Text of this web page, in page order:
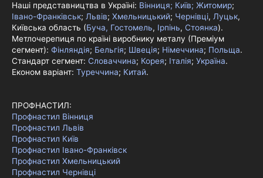
Наші представництва в Україні: Вінниця; Київ; Житомир;
Івано-Франківськ; Львів; Хмельницький; Чернівці, Луцьк,
Київська область (Буча, Гостомель, Ірпінь, Стоянка).
Метлочерепиця по країні виробнику металу (Преміум
сегмент): Фінляндія; Бельгія; Швеція; Німеччина; Польща.
Стандарт сегмент: Словаччина; Корея; Італія; Україна.
Економ варіант: Туреччина; Китай.
ПРОФНАСТИЛ:
Профнастил Вінниця
Профнастил Львів
Профнастил Київ
Профнастил Івано-Франківск
Профнастил Хмельницький
Профнастил Чернівці